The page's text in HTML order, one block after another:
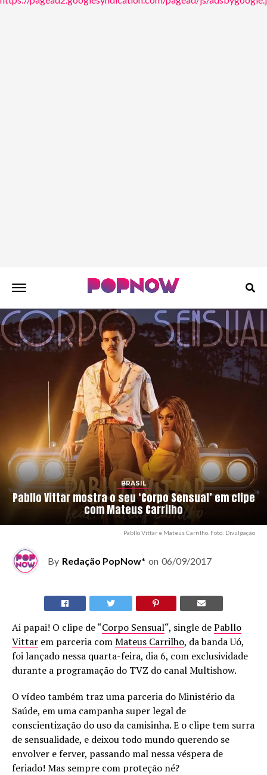
BRASIL
Pabllo Vittar mostra o seu ‘Corpo Sensual’ em clipe
com Mateus Carrilho
Pabllo Vittar e Mateus Carrilho. Foto: Divulgação
By Redação PopNow* on 06/09/2017
Ai papai! O clipe de “Corpo Sensual“, single dePabllo
Vittar em parceria comMateus Carrilho, da banda Uó,
foi lançado nessa quarta-feira, dia 6, com exclusividade
durante a programação do TVZ do canal Multishow.
O vídeo também traz uma parceria do Ministério da
Saúde, em uma campanha super legal de
conscientização do uso da camisinha. E o clipe tem surra
de sensualidade, e deixou todo mundo querendo se
envolver e ferver, passando mal nessa véspera de
feriado! Mas sempre com proteção né?